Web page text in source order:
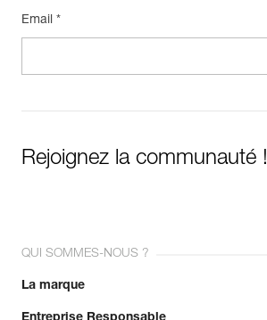
Email *
Rejoignez la communauté !
QUI SOMMES-NOUS ?
La marque